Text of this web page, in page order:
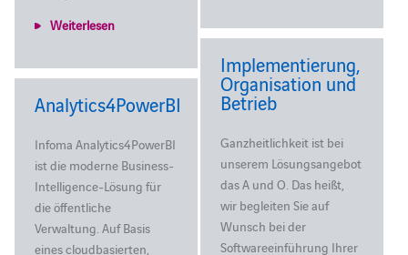
Weiterlesen
Implementierung,
Organisation und
Betrieb
Ganzheitlichkeit ist bei
unserem Lösungsangebot
das A und O. Das heißt,
wir begleiten Sie auf
Wunsch bei der
Softwareeinführung Ihrer
Analytics4PowerBI
Infoma Analytics4PowerBI
ist die moderne Business-
Intelligence-Lösung für
die öffentliche
Verwaltung. Auf Basis
eines cloudbasierten,